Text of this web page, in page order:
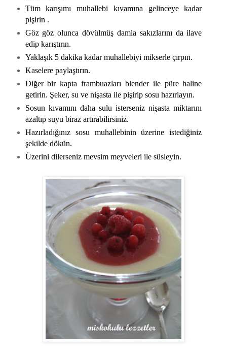
Tüm karışımı muhallebi kıvamına gelinceye kadar
pişirin .
Göz göz olunca dövülmüş damla sakızlarını da ilave
edip karıştırın.
Yaklaşık 5 dakika kadar muhallebiyi mikserle çırpın.
Kaselere paylaştırın.
Diğer bir kapta frambuazları blender ile püre haline
getirin. Şeker, su ve nişasta ile pişirip sosu hazırlayın.
Sosun kıvamını daha sulu isterseniz nişasta miktarını
azaltıp suyu biraz artırabilirsiniz.
Hazırladığınız sosu muhallebinin üzerine istediğiniz
şekilde dökün.
Üzerini dilerseniz mevsim meyveleri ile süsleyin.